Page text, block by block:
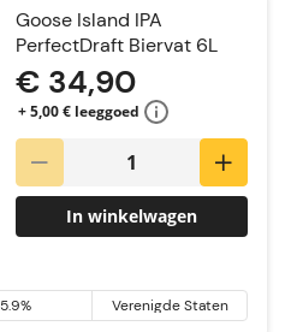
Goose Island IPA
PerfectDraft Biervat 6L
€ 34,90
+ 5,00 € leeggoed
In winkelwagen
5.9% Verenigde Staten